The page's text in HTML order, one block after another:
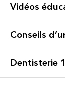
Vidéos
Conseils
Dentisterie